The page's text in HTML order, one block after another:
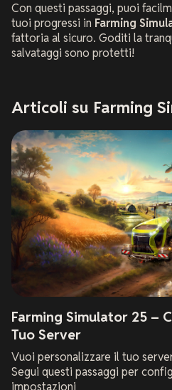
Con questi passaggi, puoi
tuoi progressi in Farming
fattoria al sicuro. Goditi la
salvataggi sono protetti!
Articoli su Farming
Farming Simulator 25 –
Tuo Server
Vuoi personalizzare il tuo
Segui questi passaggi per
impostazioni